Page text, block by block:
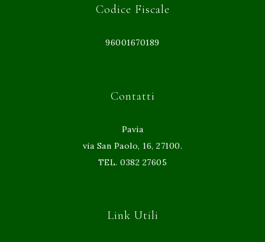
Codice Fiscale
96001670189
Contatti
Pavia
via San Paolo, 16, 27100.
TEL. 0382 27605
Link Utili